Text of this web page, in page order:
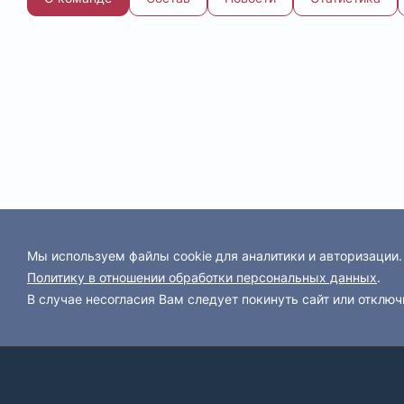
Мы используем файлы cookie для аналитики и
Политику в отношении обработки персональных данных.
В случае несогласия Вам следует покинуть сайт или